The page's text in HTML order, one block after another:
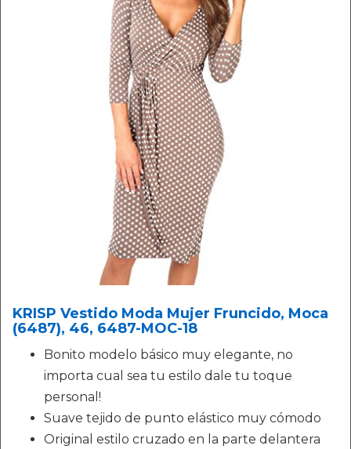
KRISP Vestido Moda Mujer Fruncido, Moca
(6487), 46, 6487-MOC-18
Bonito modelo básico muy elegante, no
importa cual sea tu estilo dale tu toque
personal!
Suave tejido de punto elástico muy cómodo
Original estilo cruzado en la parte delantera